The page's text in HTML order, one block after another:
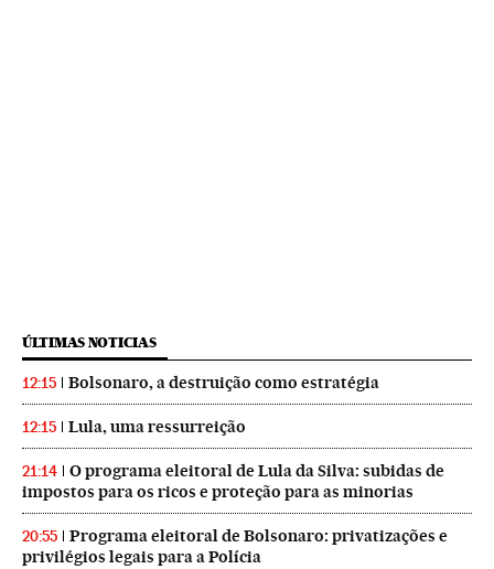
ÚLTIMAS NOTICIAS
12:15 Bolsonaro, a destruição como estratégia
12:15 Lula, uma ressurreição
21:14
O programa eleitoral de Lula da Silva: subidas de
impostos para os ricos e proteção para as minorias
20:55
Programa eleitoral de Bolsonaro: privatizações e
privilégios legais para a Polícia